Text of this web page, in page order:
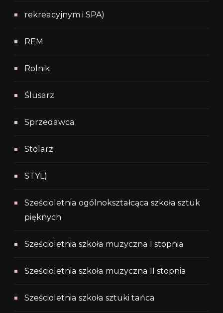
rekreacyjnym i SPA)
REM
Rolnik
Ślusarz
Sprzedawca
Stolarz
STYL)
Sześcioletnia ogólnokształcąca szkoła sztuk
pięknych
Sześcioletnia szkoła muzyczna I stopnia
Sześcioletnia szkoła muzyczna II stopnia
Sześcioletnia szkoła sztuki tańca